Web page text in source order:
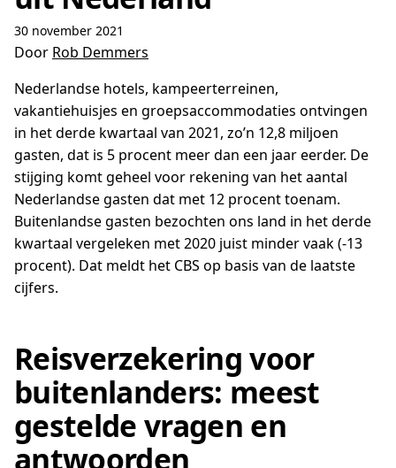
30 november 2021
Door Rob Demmers
Nederlandse hotels, kampeerterreinen,
vakantiehuisjes en groepsaccommodaties ontvingen
in het derde kwartaal van 2021, zo’n 12,8 miljoen
gasten, dat is 5 procent meer dan een jaar eerder. De
stijging komt geheel voor rekening van het aantal
Nederlandse gasten dat met 12 procent toenam.
Buitenlandse gasten bezochten ons land in het derde
kwartaal vergeleken met 2020 juist minder vaak (-13
procent). Dat meldt het CBS op basis van de laatste
cijfers.
Reisverzekering voor
buitenlanders: meest
gestelde vragen en
antwoorden